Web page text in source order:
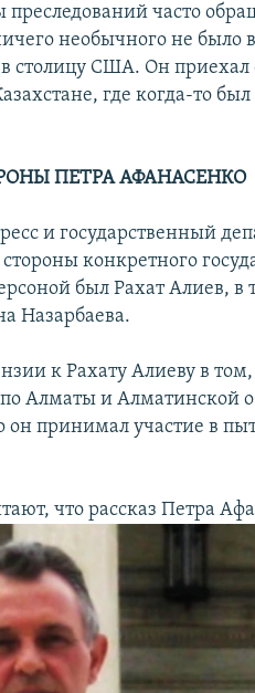
преследований часто
необычного не было
столицу США. Он приехал
где когда-то
ПЕТРА АФАНАСЕНКО
и государственный
конкретного
был Рахат Алиев, в
Назарбаева.
к Рахату Алиеву в
Алматы и Алматинской
он принимал участие в
что рассказ Петра